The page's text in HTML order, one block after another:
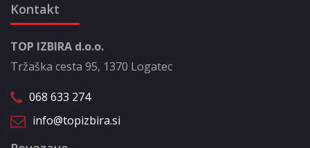
Kontakt
TOP IZBIRA d.o.o.
Tržaška cesta 95, 1370 Logatec
068 633 274
info@topizbira.si